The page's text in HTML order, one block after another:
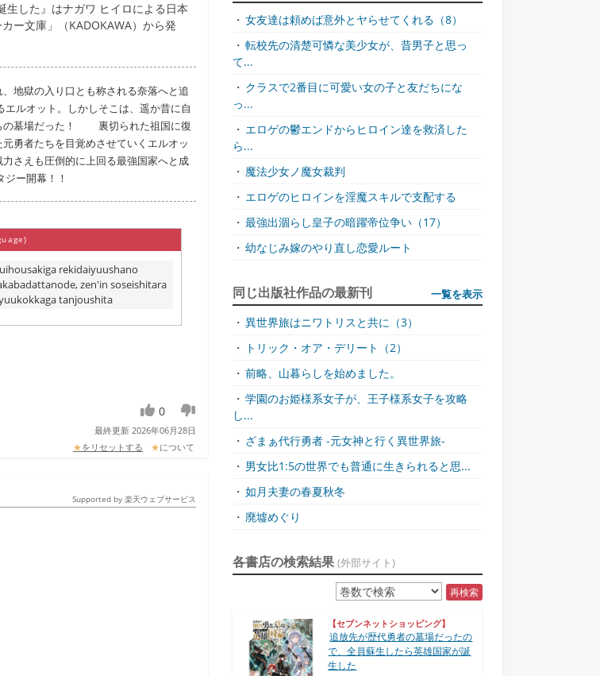
生した』はナガワ ヒイロによる日本
ー文庫」（KADOKAWA）から発
地獄の入り口とも称される奈落へと追
ルオット。しかしそこは、遥か昔に自
の墓場だった！ 裏切られた祖国に復
勇者たちを目覚めさせていくエルオッ
さえも圧倒的に上回る最強国家へと成
ー開幕！！
rekidaiyuushano
zen'in soseishitara
tanjoushita
0
最終更新 2026年06月28日
★をリセットする ★について
Supported by 楽天ウェブサービス
・ 女友達は頼めば意外とヤらせてくれる（8）
・ 転校先の清楚可憐な美少女が、昔男子と思っ
て...
・ クラスで2番目に可愛い女の子と友だちにな
っ...
・ エロゲの鬱エンドからヒロイン達を救済した
ら...
・ 魔法少女ノ魔女裁判
・ エロゲのヒロインを淫魔スキルで支配する
・ 最強出涸らし皇子の暗躍帝位争い（17）
・ 幼なじみ嫁のやり直し恋愛ルート
同じ出版社作品の最新刊 一覧を表示
・ 異世界旅はニワトリスと共に（3）
・
トリック・オア・デリート（2）
・ 前略、山暮らしを始めました。
・ 学園のお姫様系女子が、王子様系女子を攻略
し...
・ ざまぁ代行勇者 -元女神と行く異世界旅-
・ 男女比1:5の世界でも普通に生きられると思...
・ 如月夫妻の春夏秋冬
・ 廃墟めぐり
各書店の検索結果 (外部サイト)
再検索
【セブンネットショッピング】
追放先が歴代勇者の墓場だったの
で、全員蘇生したら英雄国家が誕
生した